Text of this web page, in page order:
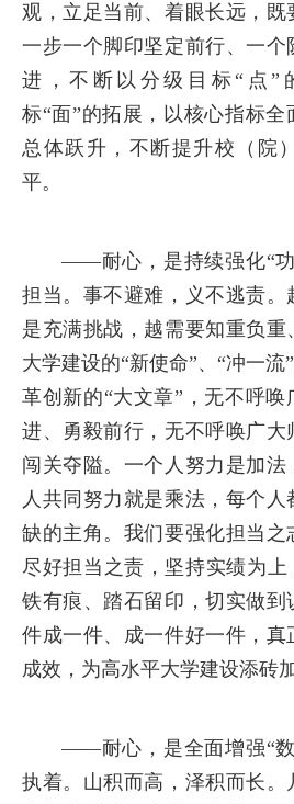
观，立足当前、着眼长远，既
一步一个脚印坚定前行、一个
进，不断以分级目标“点”
标“面”的拓展，以核心指标
总体跃升，不断提升校（院
平。
——耐心，是持续强化“
担当。事不避难，义不逃责。
是充满挑战，越需要知重负
大学建设的“新使命”、“冲一流
革创新的“大文章”，无不呼
进、勇毅前行，无不呼唤广大
闯关夺隘。一个人努力是加法
人共同努力就是乘法，每个
缺的主角。我们要强化担当之
尽好担当之责，坚持实绩为上
铁有痕、踏石留印，切实做到
件成一件、成一件好一件，
成效，为高水平大学建设添砖
——耐心，是全面增强“
执着。山积而高，泽积而长